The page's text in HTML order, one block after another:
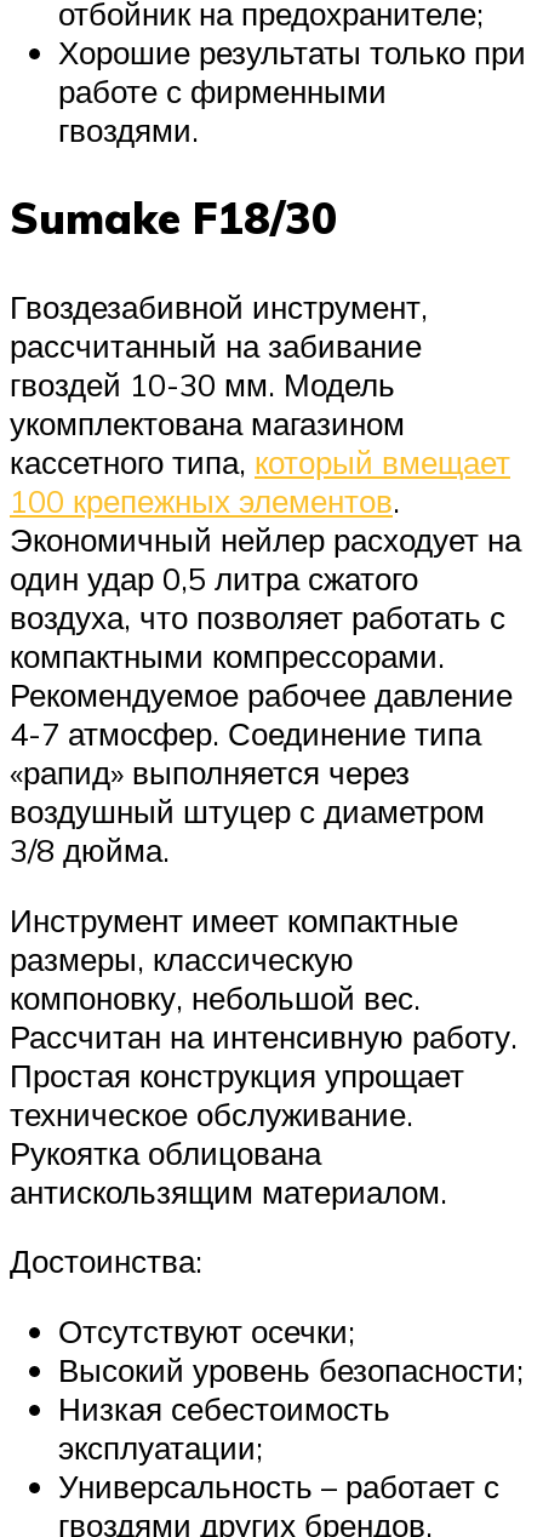
отбойник на предохранителе;
Хорошие результаты только при
работе с фирменными
гвоздями.
Sumake F18/30
Гвоздезабивной инструмент,
рассчитанный на забивание
гвоздей 10-30 мм. Модель
укомплектована магазином
кассетного типа, который вмещает
100 крепежных элементов.
Экономичный нейлер расходует на
один удар 0,5 литра сжатого
воздуха, что позволяет работать с
компактными компрессорами.
Рекомендуемое рабочее давление
4-7 атмосфер. Соединение типа
«рапид» выполняется через
воздушный штуцер с диаметром
3/8 дюйма.
Инструмент имеет компактные
размеры, классическую
компоновку, небольшой вес.
Рассчитан на интенсивную работу.
Простая конструкция упрощает
техническое обслуживание.
Рукоятка облицована
антискользящим материалом.
Достоинства:
Отсутствуют осечки;
Высокий уровень безопасности;
Низкая себестоимость
эксплуатации;
Универсальность – работает с
гвоздями других брендов.